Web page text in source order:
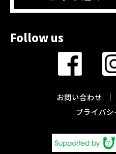
Follow us
お問い合わせ
プライバ